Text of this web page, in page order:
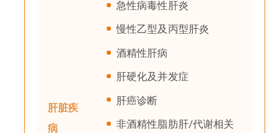
肝脏疾
病
急性病毒性肝炎
慢性乙型及丙型肝炎
酒精性肝病
肝硬化及并发症
肝癌诊断
非酒精性脂肪肝/代谢相关